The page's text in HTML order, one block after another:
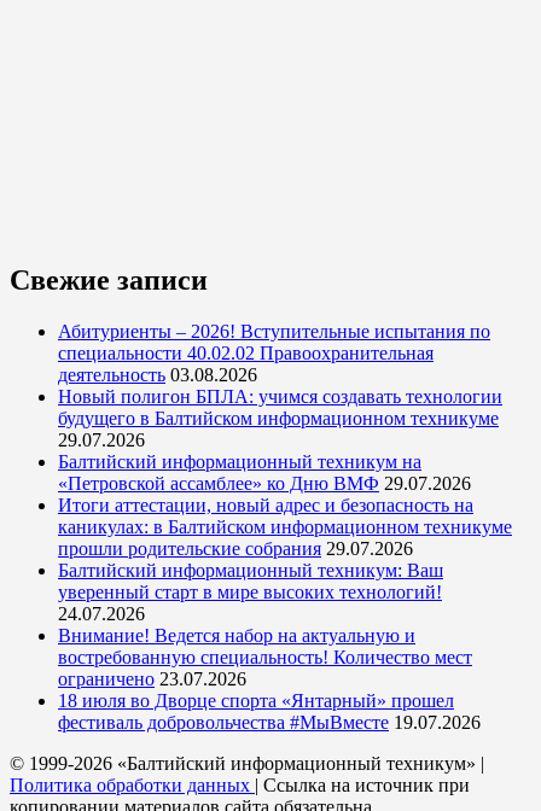
Свежие записи
Абитуриенты – 2026! Вступительные испытания по
специальности 40.02.02 Правоохранительная
деятельность 03.08.2026
Новый полигон БПЛА: учимся создавать технологии
будущего в Балтийском информационном техникуме
29.07.2026
Балтийский информационный техникум на
«Петровской ассамблее» ко Дню ВМФ 29.07.2026
Итоги аттестации, новый адрес и безопасность на
каникулах: в Балтийском информационном техникуме
прошли родительские собрания 29.07.2026
Балтийский информационный техникум: Ваш
уверенный старт в мире высоких технологий!
24.07.2026
Внимание! Ведется набор на актуальную и
востребованную специальность! Количество мест
ограничено 23.07.2026
18 июля во Дворце спорта «Янтарный» прошел
фестиваль добровольчества #МыВместе 19.07.2026
© 1999-2026 «Балтийский информационный техникум» |
Политика обработки данных | Ссылка на источник при